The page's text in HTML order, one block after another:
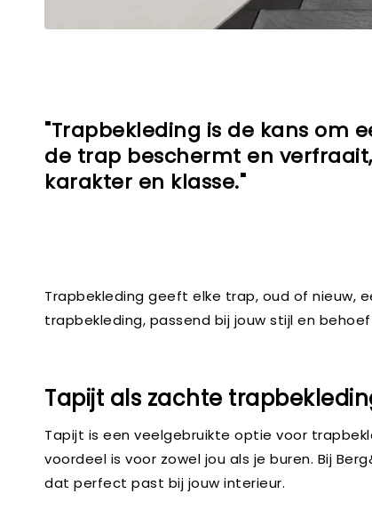
"Trapbekleding is de kans om
de trap beschermt en
karakter en klasse."
Trapbekleding geeft elke trap, oud of nieuw,
trapbekleding, passend bij jouw stijl en
Tapijt als zachte
Tapijt is een veelgebruikte optie voor
voordeel is voor zowel jou als je buren. Bij
dat perfect past bij jouw interieur.